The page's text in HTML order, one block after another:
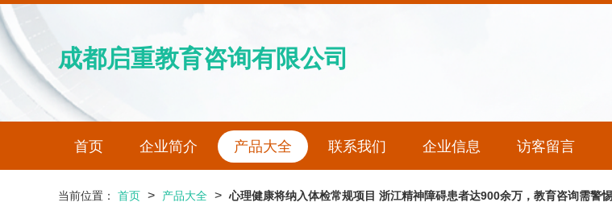
成都启重教育咨询有限公司
首页 企业简介 产品大全 联系我们 企业信息 访客留言
当前位置： 首页 > 产品大全 > 心理健康将纳入体检常规项目 浙江精神障碍患者达900余万，教育咨询需警惕